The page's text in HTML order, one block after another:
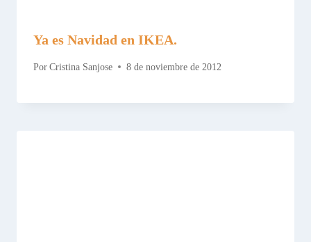
Ya es Navidad en IKEA.
Por Cristina Sanjose 8 de noviembre de 2012